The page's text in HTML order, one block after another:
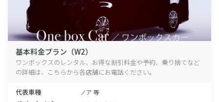
基本料金プラン（W2）
ワンボックスのレンタル、お得な割引料金や予約、乗り捨てなど
の詳細は、こちらから各店舗にお電話ください。
代表車種 ノア 等